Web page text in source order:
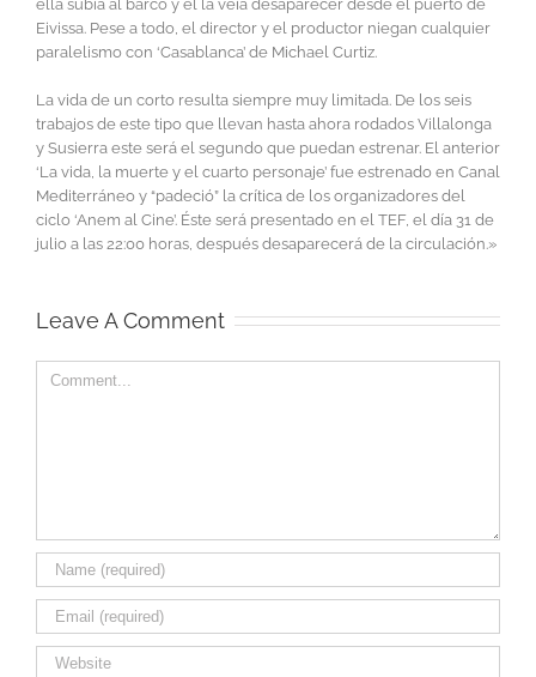
ella subía al barco y él la veía desaparecer desde el puerto de
Eivissa. Pese a todo, el director y el productor niegan cualquier
paralelismo con ‘Casablanca’ de Michael Curtiz.
La vida de un corto resulta siempre muy limitada. De los seis
trabajos de este tipo que llevan hasta ahora rodados Villalonga
y Susierra este será el segundo que puedan estrenar. El anterior
‘La vida, la muerte y el cuarto personaje’ fue estrenado en Canal
Mediterráneo y “padeció” la crítica de los organizadores del
ciclo ‘Anem al Cine’. Éste será presentado en el TEF, el día 31 de
julio a las 22:00 horas, después desaparecerá de la circulación.»
Leave A Comment
Comment